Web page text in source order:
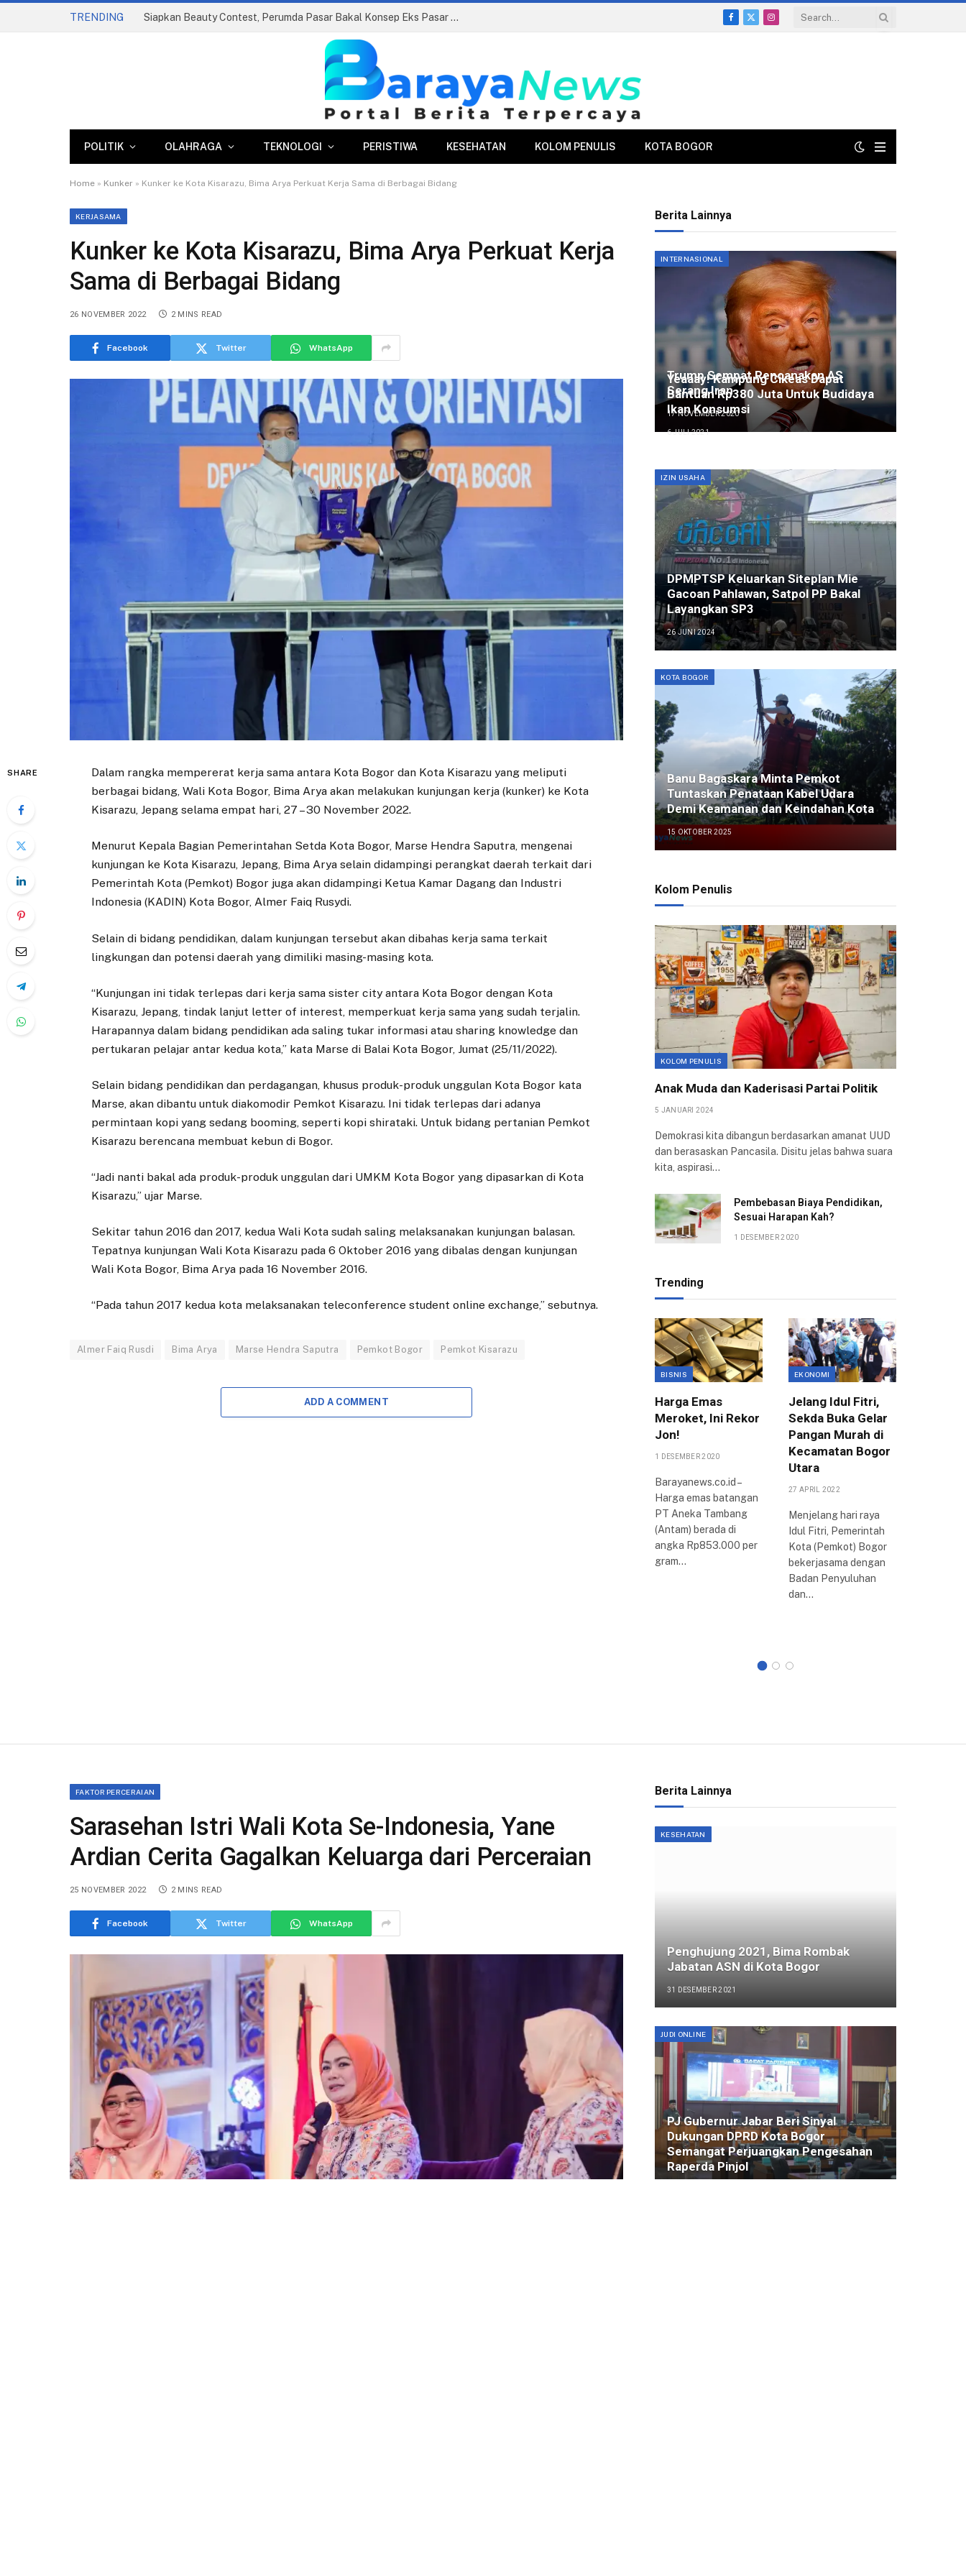
TRENDING Siapkan Beauty Contest, Perumda Pasar Bakal Konsep Eks Pasar Bogor Jadi Kawasan Terpadu
Facebook
X
Instagram
POLITIK OLAHRAGA TEKNOLOGI PERISTIWA KESEHATAN KOLOM PENULIS KOTA BOGOR
Home » Kunker » Kunker ke Kota Kisarazu, Bima Arya Perkuat Kerja Sama di Berbagai Bidang
KERJASAMA
Kunker ke Kota Kisarazu, Bima Arya Perkuat Kerja
Sama di Berbagai Bidang
26 NOVEMBER 2022 2 MINS READ
Facebook Twitter WhatsApp
SHARE
Dalam rangka mempererat kerja sama antara Kota Bogor dan Kota Kisarazu yang meliputi
berbagai bidang, Wali Kota Bogor, Bima Arya akan melakukan kunjungan kerja (kunker) ke Kota
Kisarazu, Jepang selama empat hari, 27 – 30 November 2022.
Menurut Kepala Bagian Pemerintahan Setda Kota Bogor, Marse Hendra Saputra, mengenai
kunjungan ke Kota Kisarazu, Jepang, Bima Arya selain didampingi perangkat daerah terkait dari
Pemerintah Kota (Pemkot) Bogor juga akan didampingi Ketua Kamar Dagang dan Industri
Indonesia (KADIN) Kota Bogor, Almer Faiq Rusydi.
Selain di bidang pendidikan, dalam kunjungan tersebut akan dibahas kerja sama terkait
lingkungan dan potensi daerah yang dimiliki masing-masing kota.
“Kunjungan ini tidak terlepas dari kerja sama sister city antara Kota Bogor dengan Kota
Kisarazu, Jepang, tindak lanjut letter of interest, memperkuat kerja sama yang sudah terjalin.
Harapannya dalam bidang pendidikan ada saling tukar informasi atau sharing knowledge dan
pertukaran pelajar antar kedua kota,” kata Marse di Balai Kota Bogor, Jumat (25/11/2022).
Selain bidang pendidikan dan perdagangan, khusus produk-produk unggulan Kota Bogor kata
Marse, akan dibantu untuk diakomodir Pemkot Kisarazu. Ini tidak terlepas dari adanya
permintaan kopi yang sedang booming, seperti kopi shirataki. Untuk bidang pertanian Pemkot
Kisarazu berencana membuat kebun di Bogor.
“Jadi nanti bakal ada produk-produk unggulan dari UMKM Kota Bogor yang dipasarkan di Kota
Kisarazu,” ujar Marse.
Sekitar tahun 2016 dan 2017, kedua Wali Kota sudah saling melaksanakan kunjungan balasan.
Tepatnya kunjungan Wali Kota Kisarazu pada 6 Oktober 2016 yang dibalas dengan kunjungan
Wali Kota Bogor, Bima Arya pada 16 November 2016.
“Pada tahun 2017 kedua kota melaksanakan teleconference student online exchange,” sebutnya.
Almer Faiq Rusdi Bima Arya Marse Hendra Saputra Pemkot Bogor Pemkot Kisarazu
ADD A COMMENT
Berita Lainnya
INTERNASIONAL
Trump Sempat Rencanakan AS
Serang Iran
17 NOVEMBER 2020
Yeaaay! Kampung Cikeas Dapat
Bantuan Rp380 Juta Untuk Budidaya
Ikan Konsumsi
6 JULI 2021
IZIN USAHA
DPMPTSP Keluarkan Siteplan Mie
Gacoan Pahlawan, Satpol PP Bakal
Layangkan SP3
26 JUNI 2024
KOTA BOGOR
Banu Bagaskara Minta Pemkot
Tuntaskan Penataan Kabel Udara
Demi Keamanan dan Keindahan Kota
15 OKTOBER 2025
Kolom Penulis
KOLOM PENULIS
Anak Muda dan Kaderisasi Partai Politik
5 JANUARI 2024
Demokrasi kita dibangun berdasarkan amanat UUD
dan berasaskan Pancasila. Disitu jelas bahwa suara
kita, aspirasi…
Pembebasan Biaya Pendidikan,
Sesuai Harapan Kah?
1 DESEMBER 2020
Trending
Pasar Gembrong
Sukasari Hadir
BISNIS
Harga Emas
Meroket, Ini Rekor
Jon!
1 DESEMBER 2020
Barayanews.co.id –
Harga emas batangan
PT Aneka Tambang
(Antam) berada di
angka Rp853.000 per
gram…
EKONOMI
Jelang Idul Fitri,
Sekda Buka Gelar
Pangan Murah di
Kecamatan Bogor
Utara
27 APRIL 2022
Menjelang hari raya
Idul Fitri, Pemerintah
Kota (Pemkot) Bogor
bekerjasama dengan
Badan Penyuluhan
dan…
FAKTOR PERCERAIAN
Sarasehan Istri Wali Kota Se-Indonesia, Yane
Ardian Cerita Gagalkan Keluarga dari Perceraian
25 NOVEMBER 2022 2 MINS READ
Facebook Twitter WhatsApp
Berita Lainnya
KESEHATAN
Penghujung 2021, Bima Rombak
Jabatan ASN di Kota Bogor
31 DESEMBER 2021
JUDI ONLINE
PJ Gubernur Jabar Beri Sinyal
Dukungan DPRD Kota Bogor
Semangat Perjuangkan Pengesahan
Raperda Pinjol